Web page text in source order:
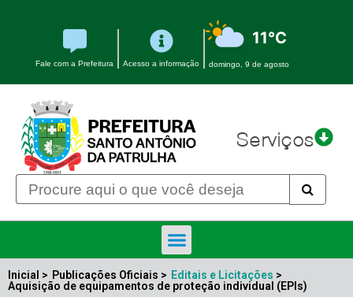
Fale com a Prefeitura Acesso a informação
11°C
domingo, 9 de agosto
Serviços
Inicial > Publicações Oficiais > Editais e Licitações >
Aquisição de equipamentos de proteção individual (EPIs)